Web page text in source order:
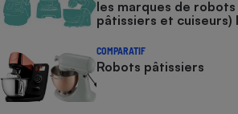
les marques de
pâtissiers et cuiseurs)
COMPARATIF
Robots pâtissiers